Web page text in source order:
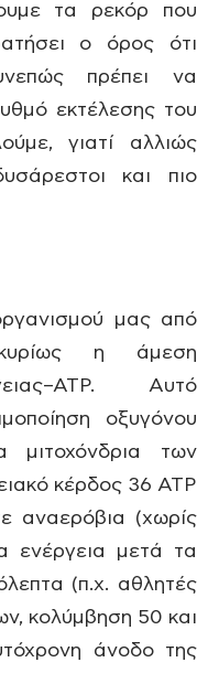
τα ρεκόρ που
ο όρος ότι
πρέπει να
εκτέλεσης του
γιατί αλλιώς
και πιο
μας από
η άμεση
Αυτό
οξυγόνου
μιτοχόνδρια των
κέρδος 36 ΑΤΡ
αναερόβια (χωρίς
ενέργεια μετά τα
(π.χ. αθλητές
κολύμβηση 50 και
άνοδο της